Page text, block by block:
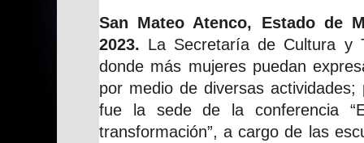
San Mateo Atenco, Estado de
2023. La Secretaría de Cultura y
donde más mujeres puedan
por medio de diversas
fue la sede de la conferencia
transformación”, a cargo de las